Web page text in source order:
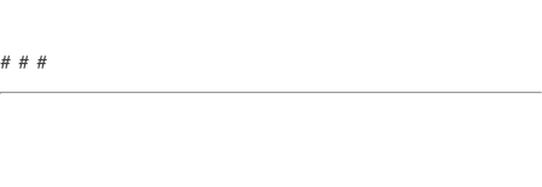
# # #